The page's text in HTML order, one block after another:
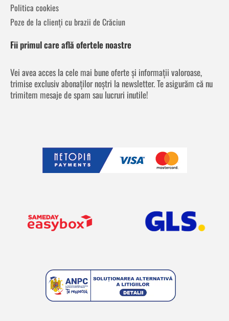
Politica cookies
Poze de la clienți cu brazii de Crăciun
Fii primul care află ofertele noastre
Vei avea acces la cele mai bune oferte și informații valoroase,
trimise exclusiv abonaților noștri la newsletter. Te asigurăm că nu
trimitem mesaje de spam sau lucruri inutile!